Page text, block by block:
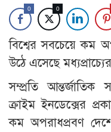
0 0
বিশ্বের সবচেয়ে কম
উঠে এসেছে
সম্প্রতি আন্তর্জাতিক
ক্রাইম ইনডেক্সের
কম অপরাধপ্রবণ